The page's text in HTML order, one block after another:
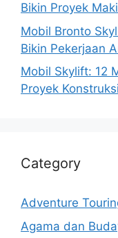
Bikin Proyek
Mobil Bronto
Bikin Pekerjaan
Mobil Skylift: 12
Proyek
Category
Adventure
Agama dan